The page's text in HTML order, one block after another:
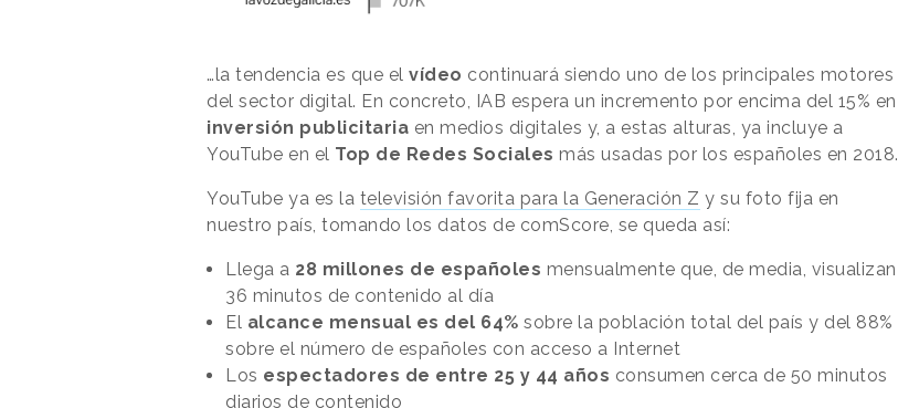
…la tendencia es que el vídeo continuará siendo uno de los principales motores
del sector digital. En concreto, IAB espera un incremento por encima del 15% en
inversión publicitaria en medios digitales y, a estas alturas, ya incluye a
YouTube en el Top de Redes Sociales más usadas por los españoles en 2018.
YouTube ya es la televisión favorita para la Generación Z y su foto fija en
nuestro país, tomando los datos de comScore, se queda así:
Llega a 28 millones de españoles mensualmente que, de media, visualizan
36 minutos de contenido al día
El alcance mensual es del 64% sobre la población total del país y del 88%
sobre el número de españoles con acceso a Internet
Los espectadores de entre 25 y 44 años consumen cerca de 50 minutos
diarios de contenido